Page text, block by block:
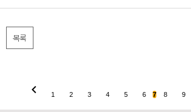
목록
chevron_left 1 2 3 4 5 6 7 8 9